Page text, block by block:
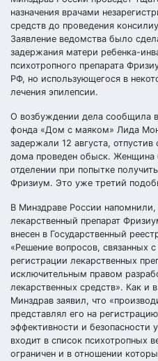
назначения врачами
средств до проведения
Заявление ведомства было
задержания матери ребенка-
психотропного препарата
РФ, но использующегося в
лечения эпилепсии.
О возбуждении дела сообщила
фонда «Дом с маяком» Лида
задержали 12 августа, отпустив
дома проведен обыск. Женщина
отделении при попытке
Фризиум. Это уже третий
В Минздраве России
лекарственный препарат
внесен в Государственный
«Решение вопросов, связанных
регистрации лекарственных
исключительным правом
лекарственных средств». Как и
Минздрав заявил, что
представлял его на
эффективности и безопасности
входит в список психотропных
ограничен и в отношении